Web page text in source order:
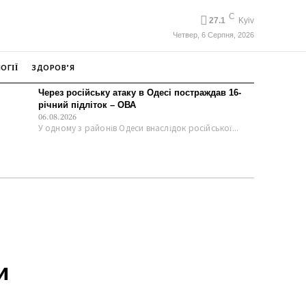
27.1 C Kyiv
Четвер, 6 Серпня, 2026
ЗДОРОВ’Я
Через російську атаку в Одесі постраждав 16-
річний підліток – ОВА
06.08.2026
У одному з районів Одеси внаслідок російської...